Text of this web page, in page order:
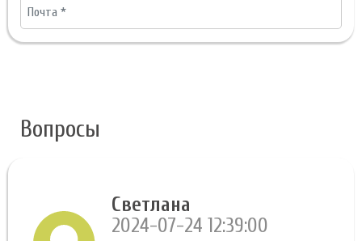
Вопросы
Светлана
2024-07-24 12:39:00